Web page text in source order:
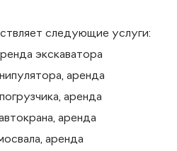
следующие услуги:
экскаватора
аренда
аренда
аренда
аренда